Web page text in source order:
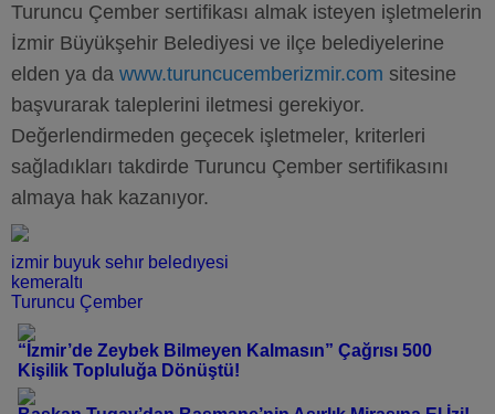
Turuncu Çember sertifikası almak isteyen işletmelerin
İzmir Büyükşehir Belediyesi ve ilçe belediyelerine
elden ya da www.turuncucemberizmir.com sitesine
başvurarak taleplerini iletmesi gerekiyor.
Değerlendirmeden geçecek işletmeler, kriterleri
sağladıkları takdirde Turuncu Çember sertifikasını
almaya hak kazanıyor.
izmir buyuk sehır beledıyesi
kemeraltı
Turuncu Çember
“İzmir’de Zeybek Bilmeyen Kalmasın” Çağrısı 500
Kişilik Topluluğa Dönüştü!